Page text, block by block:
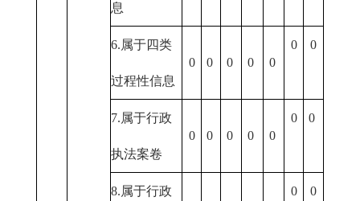
息
6.属于四类
过程性信息
0 0 0 0 0
0 0
7.属于行政
执法案卷
0 0 0 0 0
0 0
8.属于行政 0 0